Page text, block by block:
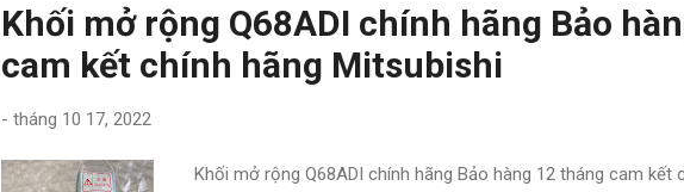
Khối mở rộng Q68ADI chính hãng Bảo
cam kết chính hãng Mitsubishi
- tháng 10 17, 2022
Khối mở rộng Q68ADI chính hãng Bảo hàng 12 tháng cam kết